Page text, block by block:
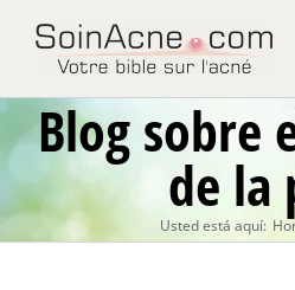
Blog sobre
de la
Usted está aquí: